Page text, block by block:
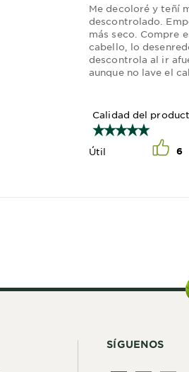
Me decoloré y teñí
descontrolado.
más seco. Compre
cabello, lo
descontrola al ir
aunque no lave el
Calidad del
Útil 6
SÍGUENOS